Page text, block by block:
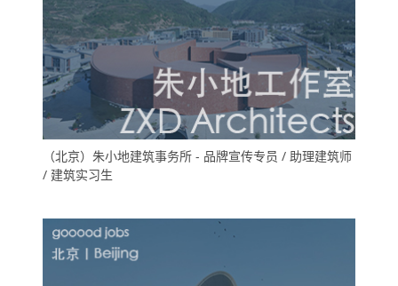
（北京）朱小地建筑事务所 - 品牌宣传专员 / 助理建筑师
/ 建筑实习生